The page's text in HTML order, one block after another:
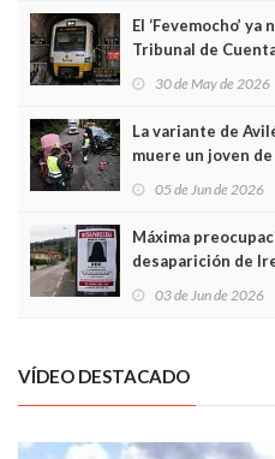
El ‘Fevemocho’
Tribunal de
sobrecoste de los
30 de May de 2026
La variante de
muere un joven
frontal
05 de Jun de 2026
Máxima
desaparición de
03 de Jun de 2026
VÍDEO DESTACADO